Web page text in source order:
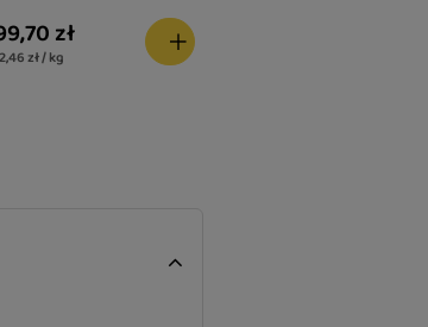
zł
zł / kg